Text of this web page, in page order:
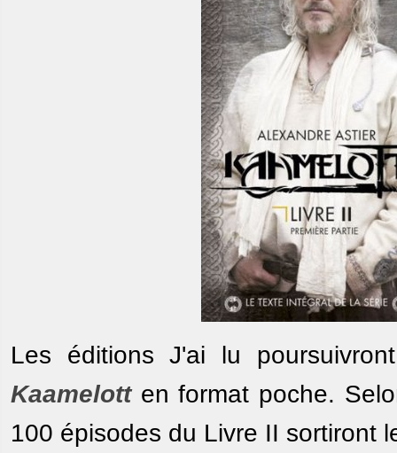
Les éditions J'ai lu
Kaamelotten format poche.
100 épisodes du Livre II sortiront